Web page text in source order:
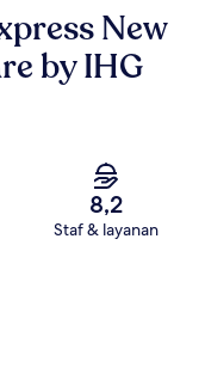
New
by IHG
8,2
Staf & layanan